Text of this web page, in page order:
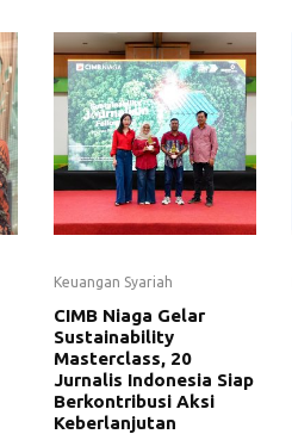
Keuangan Syariah
CIMB Niaga Gelar
Sustainability
Masterclass, 20
Jurnalis Indonesia Siap
Berkontribusi Aksi
Keberlanjutan